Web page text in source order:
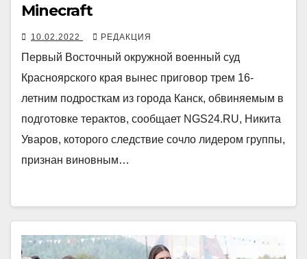
Minecraft
10.02.2022 РЕДАКЦИЯ
Первый Восточный окружной военный суд
Красноярского края вынес приговор трем 16-
летним подросткам из города Канск, обвиняемым в
подготовке терактов, сообщает NGS24.RU, Никита
Уваров, которого следствие сочло лидером группы,
признан виновным…